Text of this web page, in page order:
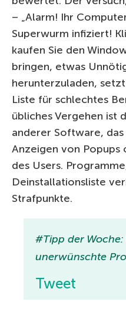
– „Alarm! Ihr
Superwurm infiziert!
kaufen Sie den
bringen, etwas
herunterzuladen,
Liste für schlechtes
übliches Vergehen ist
anderer Software,
Anzeigen von Popups
des Users.
Deinstallationsliste
Strafpunkte.
#Tipp der Woche:
unerwünschte
Tweet